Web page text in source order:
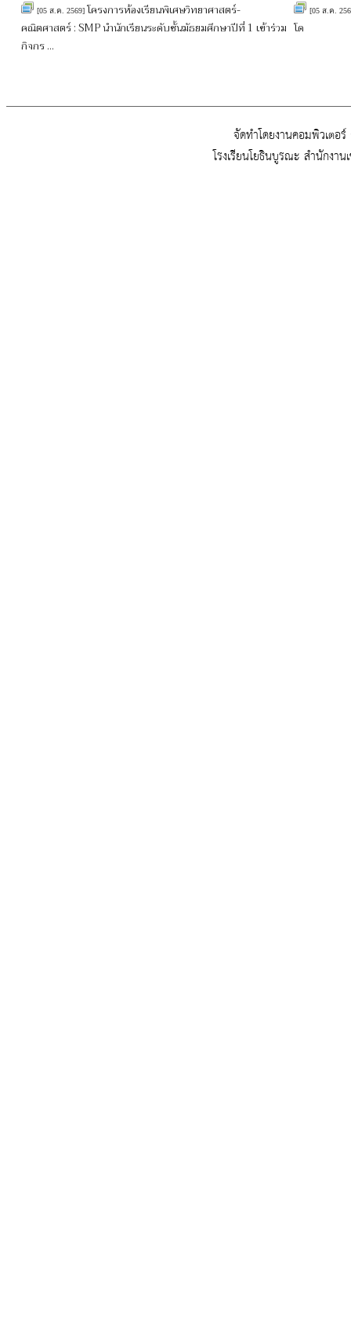
[05 ส.ค. 2569] โครงการห้องเรียนพิเศษวิทยาศาสตร์-
คณิตศาสตร์ : SMP นำนักเรียนระดับชั้นมัธยมศึกษาปีที่ 1 เข้าร่วม
กิจกร ...
[05 ส.ค.
โด
จัดทำโดยงานคอมพิวเตอ
โรงเรียนโยธินบูรณะ สำนักงา